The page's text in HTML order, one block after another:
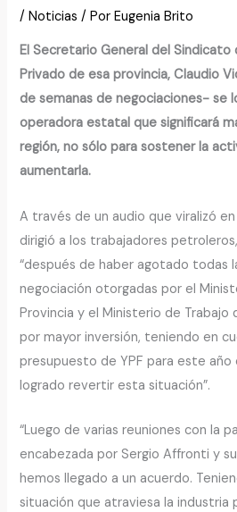
/Noticias / PorEugenia Brito
El Secretario General del
Privado de esa provincia, Claudio
de semanas de negociaciones- se
operadora estatal que significará
región, no sólo para sostener la
aumentarla.
A través de un audio que viralizó
dirigió a los trabajadores
“después de haber agotado todas
negociación otorgadas por el
Provincia y el Ministerio de Trabajo
por mayor inversión, teniendo en
presupuesto de YPF para este año
logrado revertir esta situación”.
“Luego de varias reuniones con la
encabezada por Sergio Affronti y
hemos llegado a un acuerdo.
situación que atraviesa la industria